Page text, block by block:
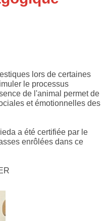
lors de certaines
le processus
de l'animal permet de
et émotionnelles des
a été certifiée par le
enrôlées dans ce